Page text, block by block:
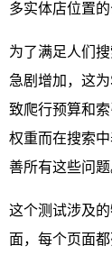
多实体店位置的
为了满足人们
急剧增加，这
致爬行预算和
权重而在搜索
善所有这些问题
这个测试涉及
面，每个页面